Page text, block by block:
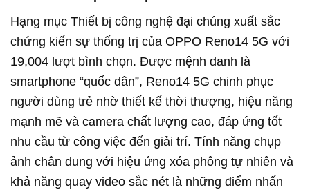
Hạng mục Thiết bị công nghệ đại chúng xuất sắc
chứng kiến sự thống trị của OPPO Reno14 5G với
19,004 lượt bình chọn. Được mệnh danh là
smartphone “quốc dân”, Reno14 5G chinh phục
người dùng trẻ nhờ thiết kế thời thượng, hiệu năng
mạnh mẽ và camera chất lượng cao, đáp ứng tốt
nhu cầu từ công việc đến giải trí. Tính năng chụp
ảnh chân dung với hiệu ứng xóa phông tự nhiên và
khả năng quay video sắc nét là những điểm nhấn